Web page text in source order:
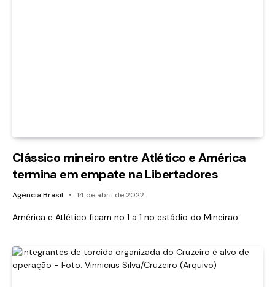
Clássico mineiro entre Atlético e América
termina em empate na Libertadores
Agência Brasil 14 de abril de 2022
América e Atlético ficam no 1 a 1 no estádio do Mineirão